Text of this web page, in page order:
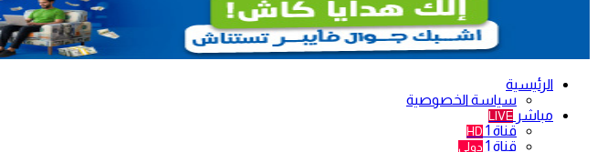
الرئيسية
سياسة الخصوصية
مباشر LIVE
قناة 1 HD
قناة 1 دولي